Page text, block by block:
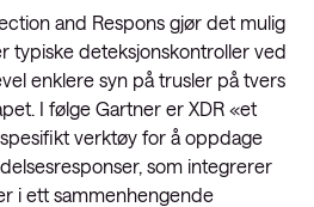
and Respons gjør det mulig
typiske deteksjonskontroller ved
enklere syn på trusler på tvers
I følge Gartner er XDR «et
verktøy for å oppdage
som integrerer
i ett sammenhengende